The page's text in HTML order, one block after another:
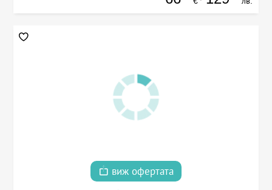
виж офертата